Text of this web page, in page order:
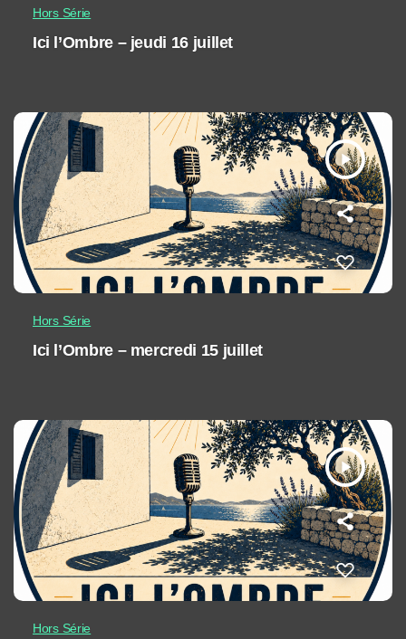
Hors Série
Ici l’Ombre – jeudi 16 juillet
play_arrow
Hors Série
Ici l’Ombre – mercredi 15 juillet
play_arrow
Hors Série